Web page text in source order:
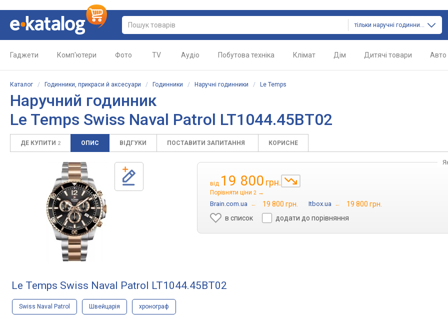
тільки наручні годинники
Гаджети Комп'ютери Фото TV Аудіо Побутова техніка Клімат Дім Дитячі товари Авто
Каталог / Годинники, прикраси й аксесуари / Годинники / Наручні годинники / Le Temps
Наручний годинник
Le Temps Swiss Naval Patrol LT1044.45BT02
ДЕ КУПИТИ 2 ОПИС ВІДГУКИ ПОСТАВИТИ ЗАПИТАННЯ КОРИСНЕ
від 19 800 грн.
Порівняти ціни 2 →
Brain.com.ua → 19 800 грн. Itbox.ua →
19 800 грн.
в список
додати до порівняння
Le Temps Swiss Naval Patrol LT1044.45BT02
Swiss Naval Patrol Швейцарія хронограф